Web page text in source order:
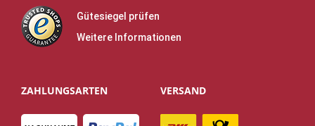
Gütesiegel prüfen
Weitere Informationen
ZAHLUNGSARTEN VERSAND